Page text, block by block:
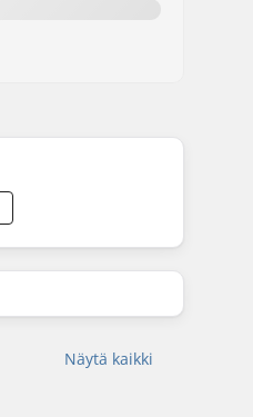
Näytä kaikki